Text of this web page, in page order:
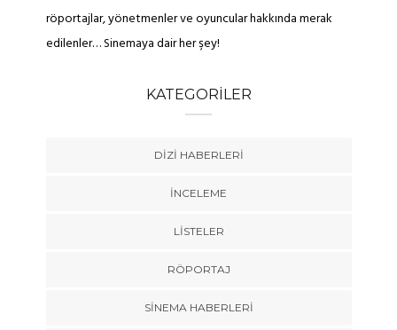
röportajlar, yönetmenler ve oyuncular hakkında merak
edilenler… Sinemaya dair her şey!
KATEGORILER
DIZI HABERLERI
İNCELEME
LISTELER
RÖPORTAJ
SINEMA HABERLERI